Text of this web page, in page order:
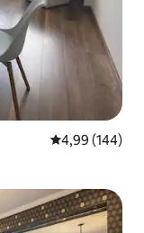
4,99 av 5 i
4,99 (144)